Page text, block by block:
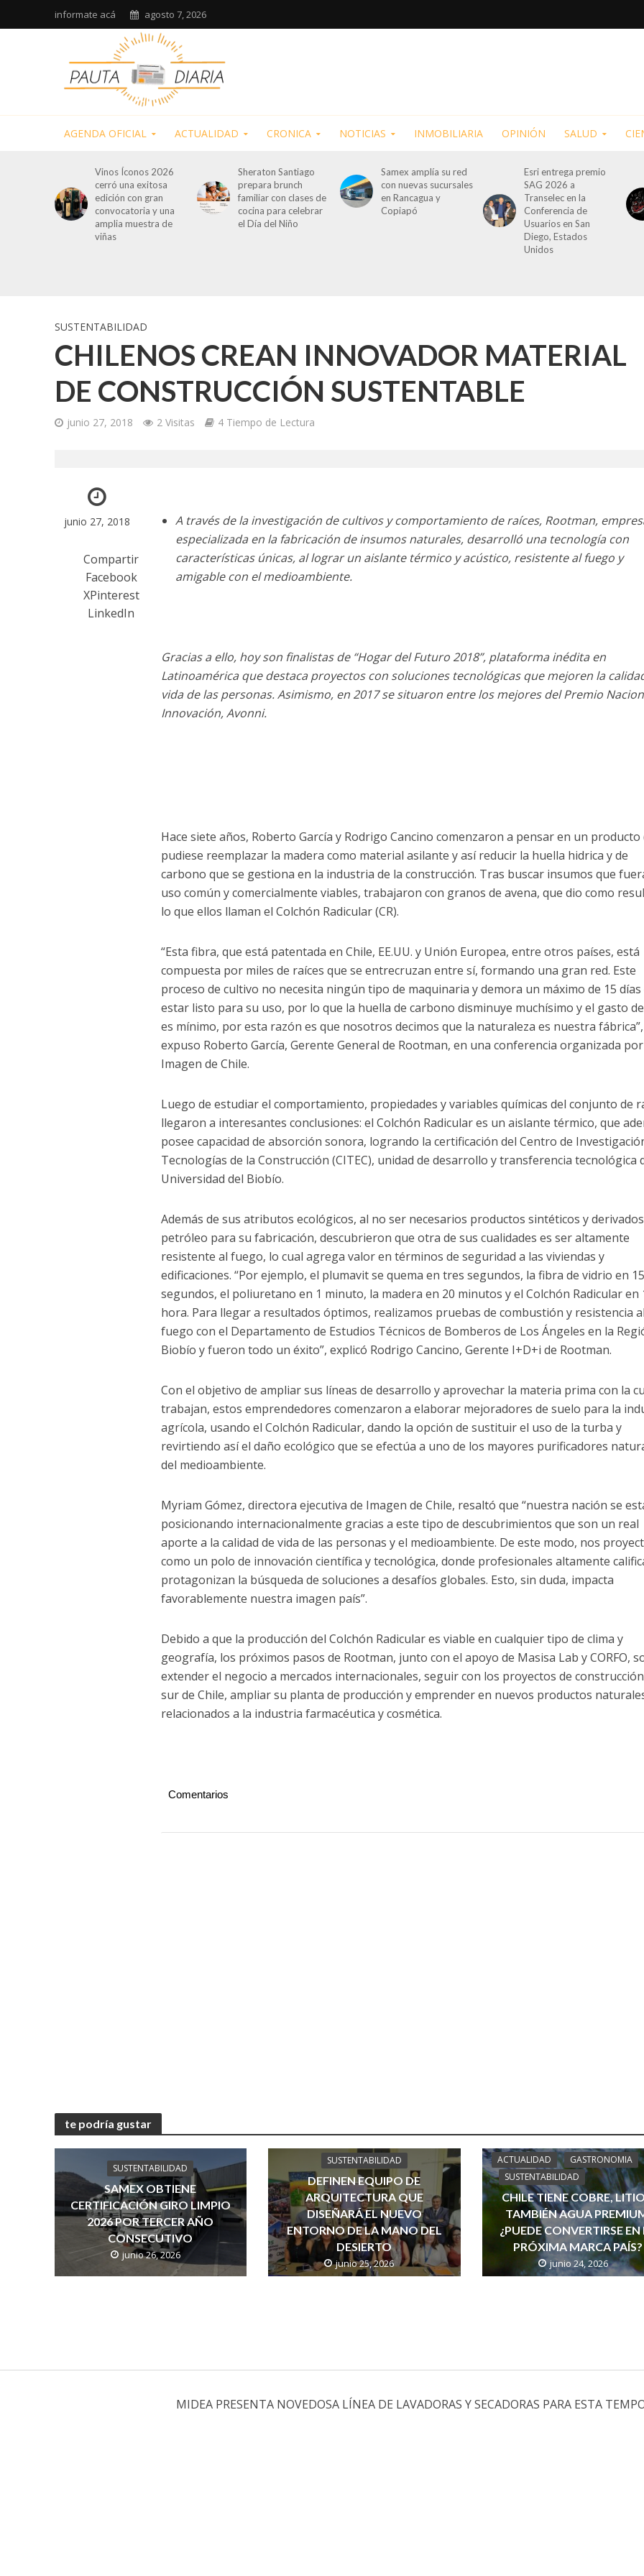
informate acá agosto 7, 2026
AGENDA OFICIAL ACTUALIDAD CRONICA NOTICIAS INMOBILIARIA OPINIÓN SALUD
Vinos Íconos 2026
cerró una exitosa
edición con gran
convocatoria y una
amplia muestra de
viñas
Sheraton Santiago
prepara brunch
familiar con clases de
cocina para celebrar
el Día del Niño
Samex amplía su red
con nuevas sucursales
en Rancagua y
Copiapó
Esri entrega premio
SAG 2026 a
Transelec en la
Conferencia de
Usuarios en San
Diego, Estados
Unidos
SUSTENTABILIDAD
CHILENOS CREAN INNOVADOR MATERIAL
DE CONSTRUCCIÓN SUSTENTABLE
junio 27, 2018 2 Visitas 4 Tiempo de Lectura
junio 27, 2018
Compartir
Facebook
XPinterest
LinkedIn
A través de la investigación de cultivos y comportamiento de raíces, Rootman,
especializada en la fabricación de insumos naturales, desarrolló una tecnología con
características únicas, al lograr un aislante térmico y acústico, resistente al fuego y
amigable con el medioambiente.
Gracias a ello, hoy son finalistas de “Hogar del Futuro 2018”, plataforma inédita en
Latinoamérica que destaca proyectos con soluciones tecnológicas que mejoren la
vida de las personas. Asimismo, en 2017 se situaron entre los mejores del Premio
Innovación, Avonni.
Hace siete años, Roberto García y Rodrigo Cancino comenzaron a pensar en un producto
pudiese reemplazar la madera como material asilante y así reducir la huella hidrica y de
carbono que se gestiona en la industria de la construcción. Tras buscar insumos que
uso común y comercialmente viables, trabajaron con granos de avena, que dio como
lo que ellos llaman el Colchón Radicular (CR).
“Esta fibra, que está patentada en Chile, EE.UU. y Unión Europea, entre otros países, está
compuesta por miles de raíces que se entrecruzan entre sí, formando una gran red. Este
proceso de cultivo no necesita ningún tipo de maquinaria y demora un máximo de 15 días
estar listo para su uso, por lo que la huella de carbono disminuye muchísimo y el gasto
es mínimo, por esta razón es que nosotros decimos que la naturaleza es nuestra fábrica”,
expuso Roberto García, Gerente General de Rootman, en una conferencia organizada por
Imagen de Chile.
Luego de estudiar el comportamiento, propiedades y variables químicas del conjunto de
llegaron a interesantes conclusiones: el Colchón Radicular es un aislante térmico, que
posee capacidad de absorción sonora, logrando la certificación del Centro de
Tecnologías de la Construcción (CITEC), unidad de desarrollo y transferencia tecnológica
Universidad del Biobío.
Además de sus atributos ecológicos, al no ser necesarios productos sintéticos y
petróleo para su fabricación, descubrieron que otra de sus cualidades es ser altamente
resistente al fuego, lo cual agrega valor en términos de seguridad a las viviendas y
edificaciones. “Por ejemplo, el plumavit se quema en tres segundos, la fibra de vidrio en 15
segundos, el poliuretano en 1 minuto, la madera en 20 minutos y el Colchón Radicular en
hora. Para llegar a resultados óptimos, realizamos pruebas de combustión y resistencia al
fuego con el Departamento de Estudios Técnicos de Bomberos de Los Ángeles en la
Biobío y fueron todo un éxito”, explicó Rodrigo Cancino, Gerente I+D+i de Rootman.
Con el objetivo de ampliar sus líneas de desarrollo y aprovechar la materia prima con la
trabajan, estos emprendedores comenzaron a elaborar mejoradores de suelo para la
agrícola, usando el Colchón Radicular, dando la opción de sustituir el uso de la turba y
revirtiendo así el daño ecológico que se efectúa a uno de los mayores purificadores
del medioambiente.
Myriam Gómez, directora ejecutiva de Imagen de Chile, resaltó que “nuestra nación se
posicionando internacionalmente gracias a este tipo de descubrimientos que son un real
aporte a la calidad de vida de las personas y el medioambiente. De este modo, nos
como un polo de innovación científica y tecnológica, donde profesionales altamente
protagonizan la búsqueda de soluciones a desafíos globales. Esto, sin duda, impacta
favorablemente nuestra imagen país”.
Debido a que la producción del Colchón Radicular es viable en cualquier tipo de clima y
geografía, los próximos pasos de Rootman, junto con el apoyo de Masisa Lab y CORFO,
extender el negocio a mercados internacionales, seguir con los proyectos de
sur de Chile, ampliar su planta de producción y emprender en nuevos productos
relacionados a la industria farmacéutica y cosmética.
Comentarios
te podría gustar
SUSTENTABILIDAD
SAMEX OBTIENE
CERTIFICACIÓN GIRO LIMPIO
2026 POR TERCER AÑO
CONSECUTIVO
junio 26, 2026
SUSTENTABILIDAD
DEFINEN EQUIPO DE
ARQUITECTURA QUE
DISEÑARÁ EL NUEVO
ENTORNO DE LA MANO DEL
DESIERTO
junio 25, 2026
ACTUALIDAD
GASTRONOMIA
SUSTENTABILIDAD
CHILE TIENE COBRE,
TAMBIÉN AGUA
¿PUEDE CONVERTIRSE EN
PRÓXIMA MARCA PAÍS?
junio 24, 2026
MIDEA PRESENTA NOVEDOSA LÍNEA DE LAVADORAS Y SECADORAS PARA ESTA